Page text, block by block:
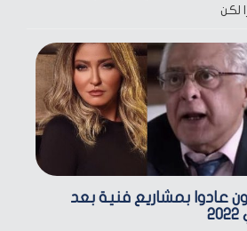
لكن
عادوا بمشاريع فنية بعد